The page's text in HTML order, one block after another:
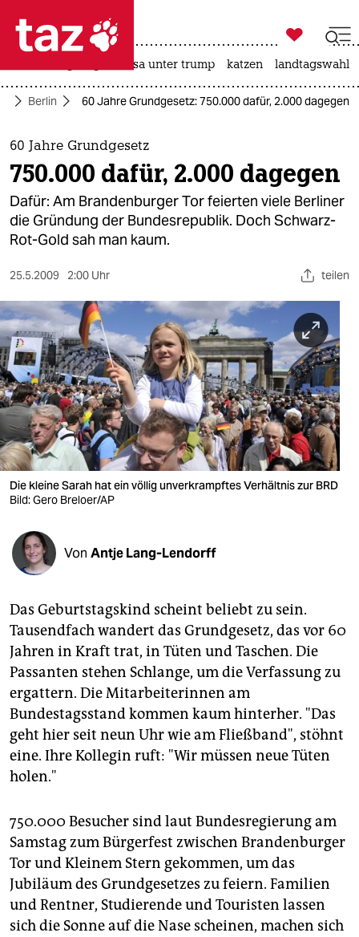
 taz zahl ich
taz zahl ich
themen
politik
öko
sport
berlin
nord
wahrheit
verlag
verlag
veranstaltungen
shop
unterstützen
abo
genossenschaft
epaper login

taz zahl ich
usa unter trump katzen landtagswahl
Berlin 60 Jahre Grundgesetz: 750.000 dafür, 2.000 dagegen
60 Jahre Grundgesetz
750.000 dafür, 2.000 dagegen
Dafür: Am Brandenburger Tor feierten viele Berliner
die Gründung der Bundesrepublik. Doch Schwarz-
Rot-Gold sah man kaum.
25.5.2009 2:00 Uhr teilen
Die kleine Sarah hat ein völlig unverkrampftes Verhältnis zur BRD
Bild: Gero Breloer/AP
Von Antje Lang-Lendorff
Das Geburtstagskind scheint beliebt zu sein.
Tausendfach wandert das Grundgesetz, das vor 60
Jahren in Kraft trat, in Tüten und Taschen. Die
Passanten stehen Schlange, um die Verfassung zu
ergattern. Die Mitarbeiterinnen am
Bundestagsstand kommen kaum hinterher. "Das
geht hier seit neun Uhr wie am Fließband", stöhnt
eine. Ihre Kollegin ruft: "Wir müssen neue Tüten
holen."
750.000 Besucher sind laut Bundesregierung am
Samstag zum Bürgerfest zwischen Brandenburger
Tor und Kleinem Stern gekommen, um das
Jubiläum des Grundgesetzes zu feiern. Familien
und Rentner, Studierende und Touristen lassen
sich die Sonne auf die Nase scheinen, machen sich